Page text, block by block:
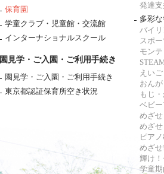
保育園
学童クラブ・児童館・交流館
インターナショナルスクール
園見学・ご入園・ご利用手続き
園見学・ご入園・ご利用手続き
東京都認証保育所空き状況
発達
多彩
バイ
スポ
モン
えいご
おん
もじ
ベビ
めざ
めざ
ピア
めざ
輝け
学童